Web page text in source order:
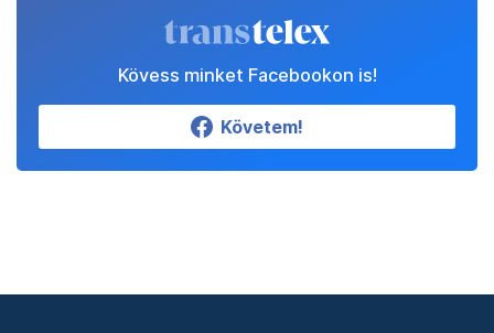
Kövess minket Facebookon is!
Követem!